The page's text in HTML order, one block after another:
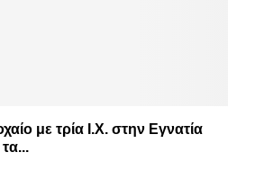
με τρία Ι.Χ. στην Εγνατία